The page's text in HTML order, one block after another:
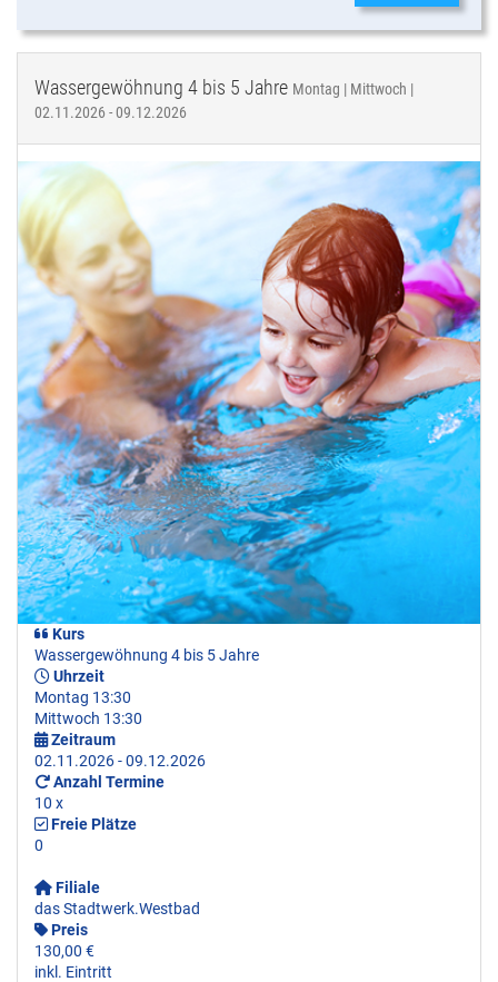
Wassergewöhnung 4 bis 5 Jahre Montag | Mittwoch |
02.11.2026 - 09.12.2026
Kurs
Wassergewöhnung 4 bis 5 Jahre
Uhrzeit
Montag 13:30
Mittwoch 13:30
Zeitraum
02.11.2026 - 09.12.2026
Anzahl Termine
10 x
Freie Plätze
0
Filiale
das Stadtwerk.Westbad
Preis
130,00 €
inkl. Eintritt